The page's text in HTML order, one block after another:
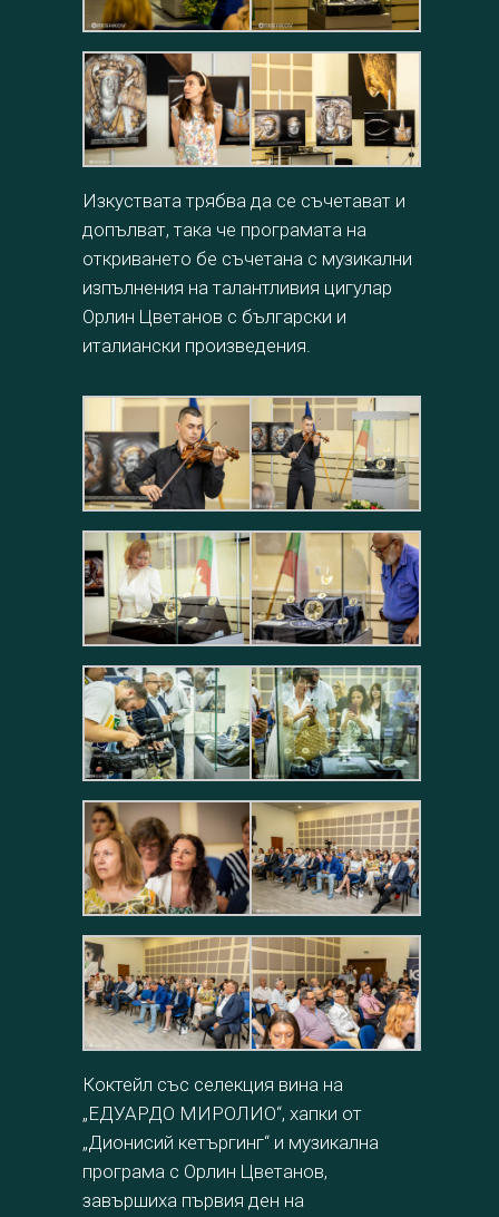
Изкуствата трябва да се съчетават и
допълват, така че програмата на
откриването бе съчетана с музикални
изпълнения на талантливия цигулар
Орлин Цветанов с български и
италиански произведения.
Коктейл със селекция вина на
„ЕДУАРДО МИРОЛИО“, хапки от
„Дионисий кетъргинг“ и музикална
програма с Орлин Цветанов,
завършиха първия ден на